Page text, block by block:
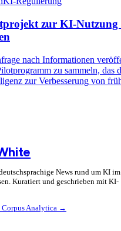
zur KI-Nutzung
nach Informationen
zu sammeln, das
zur Verbesserung von
News rund um KI im
Kuratiert und geschrieben mit KI-
Analytica →